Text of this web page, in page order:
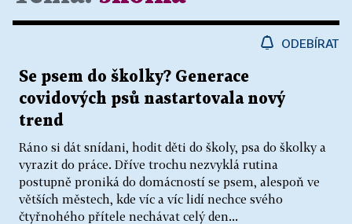
ODEBÍRAT
Se psem do školky? Generace
covidových psů nastartovala nový
trend
Ráno si dát snídani, hodit děti do školy, psa do školky a
vyrazit do práce. Dříve trochu nezvyklá rutina
postupně proniká do domácností se psem, alespoň ve
větších městech, kde víc a víc lidí nechce svého
čtyřnohého přítele nechávat celý den...